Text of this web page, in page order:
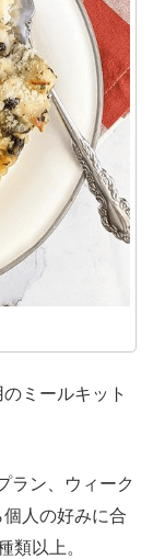
ミールキット
ラン、ウィーク
人の好みに合
類以上。